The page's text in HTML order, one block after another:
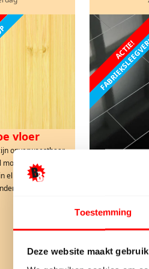
Toestemming
Deze website maakt
vloer
onverwoestbaar
kleuren
elk interieur en
nodig
ACTIE!
en glanzend
Ideaal in